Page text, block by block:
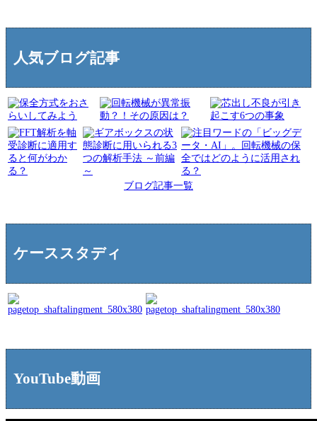
人気ブログ記事
ブログ記事一覧
ケーススタディ
YouTube動画